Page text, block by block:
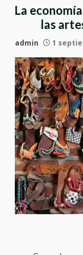
La
las
admin 1